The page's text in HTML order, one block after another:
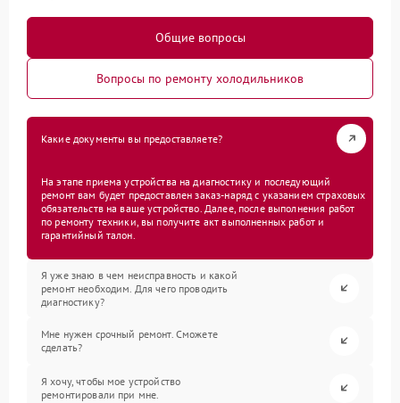
Общие вопросы
Вопросы по ремонту холодильников
Какие документы вы предоставляете?
На этапе приема устройства на диагностику и последующий
ремонт вам будет предоставлен заказ-наряд с указанием страховых
обязательств на ваше устройство. Далее, после выполнения работ
по ремонту техники, вы получите акт выполненных работ и
гарантийный талон.
Я уже знаю в чем неисправность и какой
ремонт необходим. Для чего проводить
диагностику?
Мне нужен срочный ремонт. Сможете
сделать?
Я хочу, чтобы мое устройство
ремонтировали при мне.